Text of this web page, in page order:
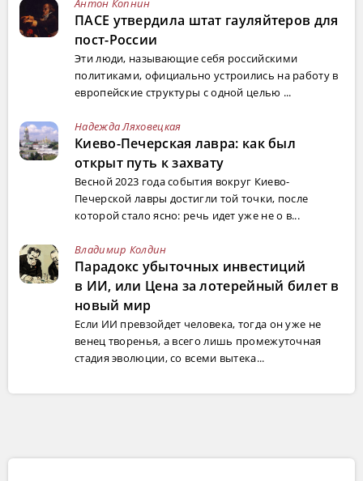
Антон Копнин
ПАСЕ утвердила штат гауляйтеров для
пост-России
Эти люди, называющие себя российскими
политиками, официально устроились на работу в
европейские структуры с одной целью ...
Надежда Ляховецкая
Киево-Печерская лавра: как был
открыт путь к захвату
Весной 2023 года события вокруг Киево-
Печерской лавры достигли той точки, после
которой стало ясно: речь идет уже не о в...
Владимир Колдин
Парадокс убыточных инвестиций
в ИИ, или Цена за лотерейный билет в
новый мир
Если ИИ превзойдет человека, тогда он уже не
венец творенья, а всего лишь промежуточная
стадия эволюции, со всеми вытека...